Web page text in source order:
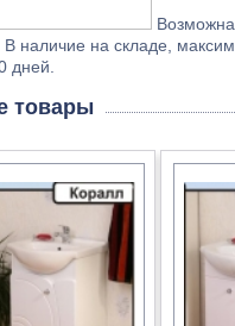
В наличие на складе,
дней.
товары